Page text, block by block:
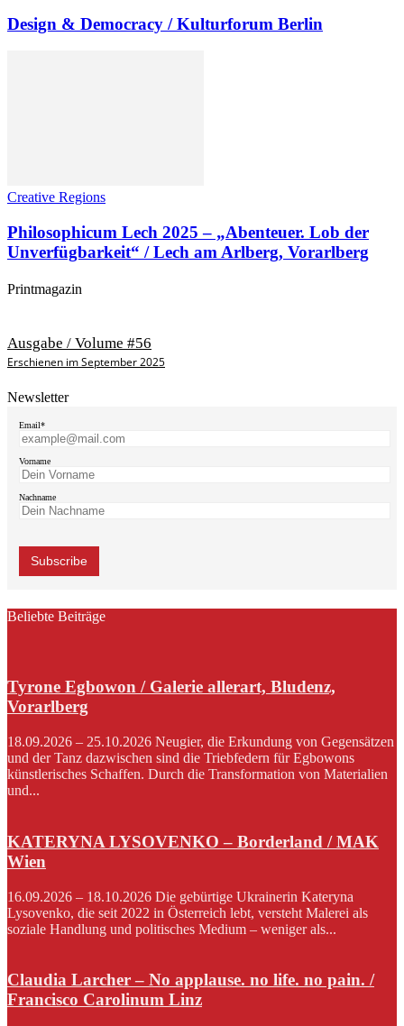
Design & Democracy / Kulturforum Berlin
Creative Regions
Philosophicum Lech 2025 – „Abenteuer. Lob der
Unverfügbarkeit“ / Lech am Arlberg, Vorarlberg
Printmagazin
Ausgabe / Volume #56
Erschienen im September 2025
Newsletter
Email*
Vorname
Nachname
Beliebte Beiträge
Tyrone Egbowon / Galerie allerart, Bludenz,
Vorarlberg
18.09.2026 – 25.10.2026 Neugier, die Erkundung von Gegensätzen
und der Tanz dazwischen sind die Triebfedern für Egbowons
künstlerisches Schaffen. Durch die Transformation von Materialien
und...
KATERYNA LYSOVENKO – Borderland / MAK
Wien
16.09.2026 – 18.10.2026 Die gebürtige Ukrainerin Kateryna
Lysovenko, die seit 2022 in Österreich lebt, versteht Malerei als
soziale Handlung und politisches Medium – weniger als...
Claudia Larcher – No applause. no life. no pain. /
Francisco Carolinum Linz